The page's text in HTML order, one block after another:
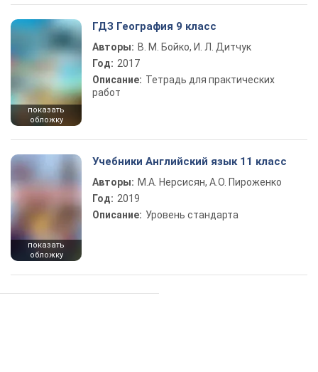
показать
обложку
ГДЗ География 9 класс
Авторы: В. М. Бойко, И. Л. Дитчук
Год: 2017
Описание: Тетрадь для практических
работ
показать
обложку
Учебники Английский язык 11 класс
Авторы: М.А. Нерсисян, А.О. Пироженко
Год: 2019
Описание: Уровень стандарта